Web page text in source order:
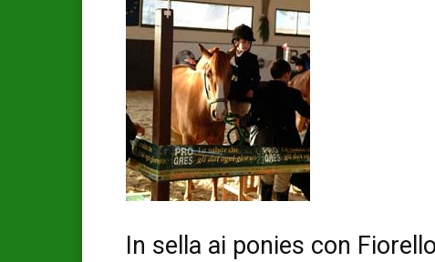
In sella ai ponies con